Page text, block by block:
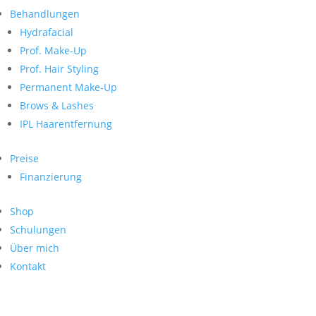
Behandlungen
Hydrafacial
Prof. Make-Up
Prof. Hair Styling
Permanent Make-Up
Brows & Lashes
IPL Haarentfernung
Preise
Finanzierung
Shop
Schulungen
Über mich
Kontakt
nach:
Neueste Kommentare
Archiv
Kategorien
Keine Kategorien
Meta
Anmelden
Feed der Einträge
WordPress.org
Search
nach:
Archive
Kontakt
Impressum
Datenschutz